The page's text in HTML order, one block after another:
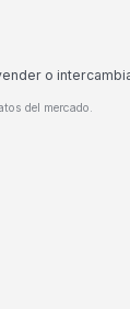
o
del mercado.